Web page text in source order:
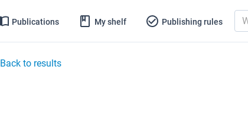
Publications My shelf Publishing rules
Back to results